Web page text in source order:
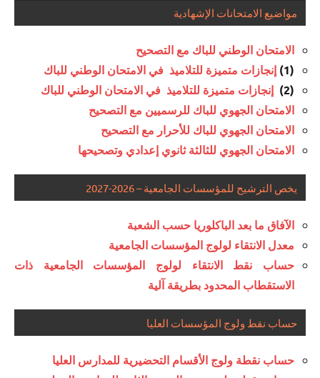
مواضيع الامتحانات الإشهادية
الامتحان الوطني للباك مع التصحيح
(1)
إنجازات متميزة للتلاميذ في الامتحان الوطني للباك
(2)
إنجازات متميزة للتلاميذ في الامتحان الوطني للباك
الامتحان الجهوي للباك للرسميين مع التصحيح
الامتحان الجهوي للباك للأحرار مع التصحيح
الامتحان الجهوي للثالثة ثانوي إعدادي وتصحيحها
يخص الترشيح للمؤسسات الجامعية – 2026-2027
الآفاق ما بعد الباكلوريا حسب الشعبة
معدل الانتقاء لولوج المؤسسات الجامعية
حساب نقط الانتقاء لولوج المؤسسات الجامعية ذات
الاستقطاب المحدود بطريقة آلية
حساب نقط ولوج المؤسسات العليا
حساب نقطة ولوج الأقسام التحضيرية للمدارس العليا